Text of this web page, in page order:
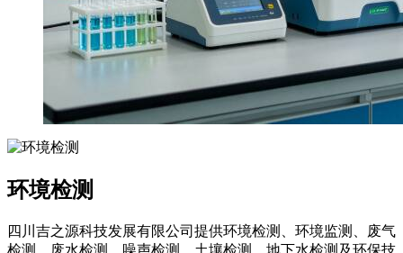
环境检测
四川吉之源科技发展有限公司提供环境检测、环境监测、废气
检测、废水检测、噪声检测、土壤检测、地下水检测及环保技